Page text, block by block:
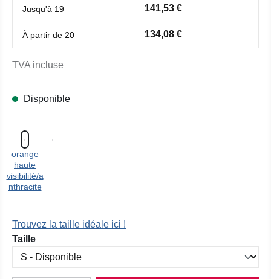
Jusqu'à 19 141,53 €
À partir de 20 134,08 €
TVA incluse
Disponible
orange
haute
visibilité/a
nthracite
Trouvez la taille idéale ici !
Sélectionnez
Taille